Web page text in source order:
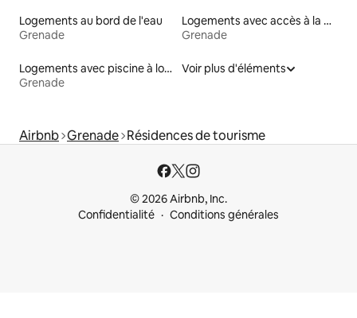
Logements au bord de l'eau
Grenade
Logements avec accès à la plage
Grenade
Logements avec piscine à louer
Grenade
Voir plus d'éléments
Airbnb Grenade Résidences de tourisme
© 2026 Airbnb, Inc.
Confidentialité
Conditions générales